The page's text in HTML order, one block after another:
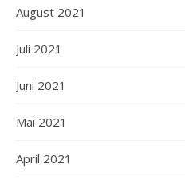
August 2021
Juli 2021
Juni 2021
Mai 2021
April 2021